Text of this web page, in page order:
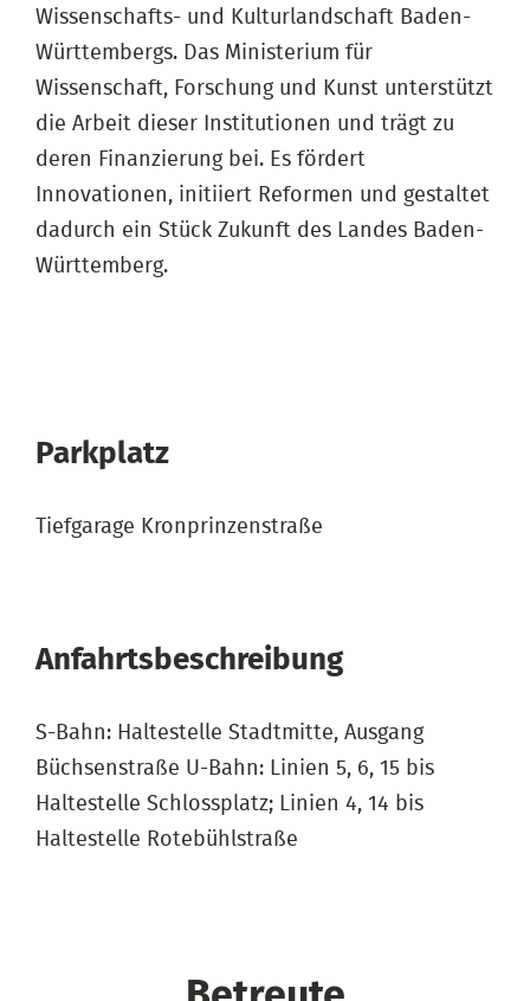
Wissenschafts- und Kulturlandschaft Baden-
Württembergs. Das Ministerium für
Wissenschaft, Forschung und Kunst unterstützt
die Arbeit dieser Institutionen und trägt zu
deren Finanzierung bei. Es fördert
Innovationen, initiiert Reformen und gestaltet
dadurch ein Stück Zukunft des Landes Baden-
Württemberg.
Parkplatz
Tiefgarage Kronprinzenstraße
Anfahrtsbeschreibung
S-Bahn: Haltestelle Stadtmitte, Ausgang
Büchsenstraße U-Bahn: Linien 5, 6, 15 bis
Haltestelle Schlossplatz; Linien 4, 14 bis
Haltestelle Rotebühlstraße